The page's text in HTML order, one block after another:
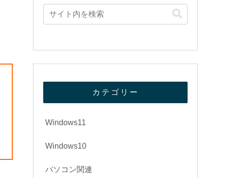
カテゴリー
Windows11
Windows10
パソコン関連